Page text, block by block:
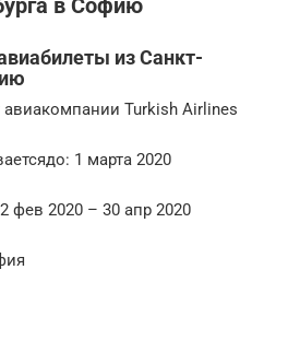
в Софию
из Санкт-
Turkish Airlines
1 марта 2020
фев 2020 – 30 апр 2020